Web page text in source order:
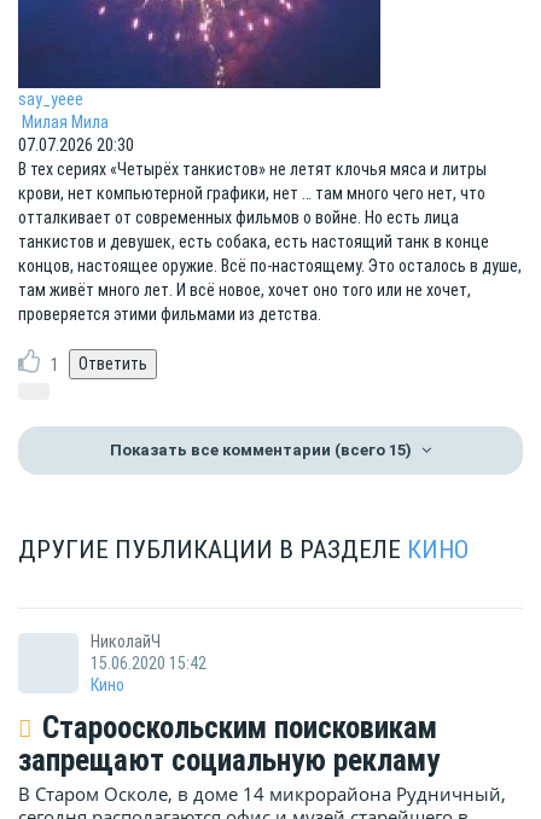
say_yeee
Милая Мила
07.07.2026 20:30
В тех сериях «Четырёх танкистов» не летят клочья мяса и литры
крови, нет компьютерной графики, нет … там много чего нет, что
отталкивает от современных фильмов о войне. Но есть лица
танкистов и девушек, есть собака, есть настоящий танк в конце
концов, настоящее оружие. Всё по-настоящему. Это осталось в душе,
там живёт много лет. И всё новое, хочет оно того или не хочет,
проверяется этими фильмами из детства.
1
Показать все комментарии (всего 15)
ДРУГИЕ ПУБЛИКАЦИИ В РАЗДЕЛЕ КИНО
НиколайЧ
15.06.2020 15:42
Кино
Старооскольским поисковикам
запрещают социальную рекламу
В Старом Осколе, в доме 14 микрорайона Рудничный,